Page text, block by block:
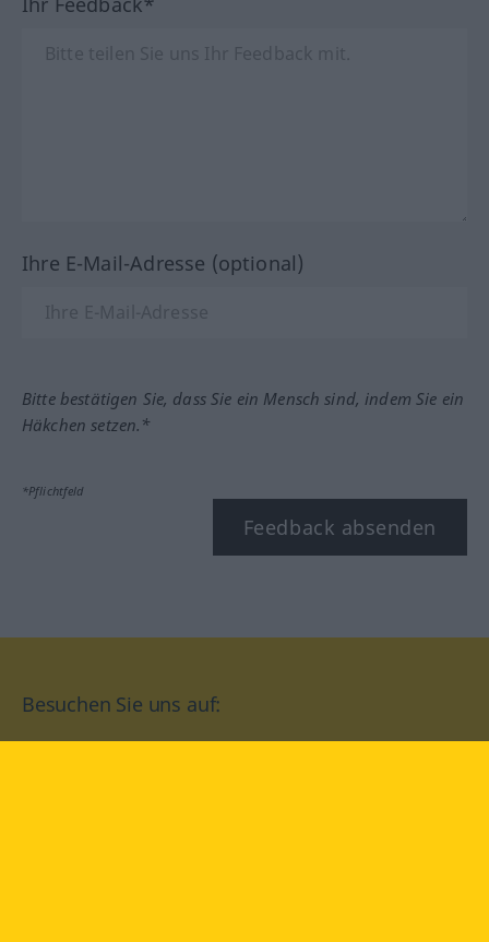
Ihre E-Mail-Adresse (optional)
Bitte bestätigen Sie, dass Sie ein Mensch sind, indem Sie ein
Häkchen setzen.*
*Pflichtfeld
Feedback absenden
Besuchen Sie uns auf: